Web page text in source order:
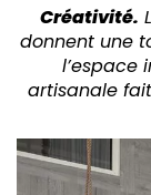
Créativité.
donnent une
l’espace
artisanale